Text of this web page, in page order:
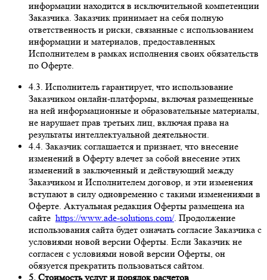
информации находится в исключительной компетенции
Заказчика. Заказчик принимает на себя полную
ответственность и риски, связанные с использованием
информации и материалов, предоставленных
Исполнителем в рамках исполнения своих обязательств
по Оферте.
4.3. Исполнитель гарантирует, что использование
Заказчиком онлайн-платформы, включая размещенные
на ней информационные и образовательные материалы,
не нарушает прав третьих лиц, включая права на
результаты интеллектуальной деятельности.
4.4. Заказчик соглашается и признает, что внесение
изменений в Оферту влечет за собой внесение этих
изменений в заключенный и действующий между
Заказчиком и Исполнителем договор, и эти изменения
вступают в силу одновременно с такими изменениями в
Оферте. Актуальная редакция Оферты размещена на
сайте https://www.ade-solutions.com/. Продолжение
использования сайта будет означать согласие Заказчика с
условиями новой версии Оферты. Если Заказчик не
согласен с условиями новой версии Оферты, он
обязуется прекратить пользоваться сайтом.
5. Стоимость услуг и порядок расчетов